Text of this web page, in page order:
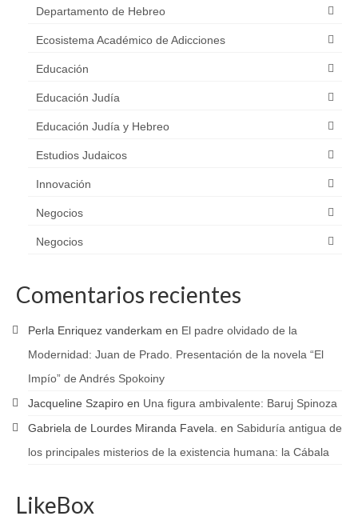
Departamento de Hebreo
Ecosistema Académico de Adicciones
Educación
Educación Judía
Educación Judía y Hebreo
Estudios Judaicos
Innovación
Negocios
Negocios
Comentarios recientes
Perla Enriquez vanderkam en El padre olvidado de la
Modernidad: Juan de Prado. Presentación de la novela “El
Impío” de Andrés Spokoiny
Jacqueline Szapiro en Una figura ambivalente: Baruj Spinoza
Gabriela de Lourdes Miranda Favela. en Sabiduría antigua de
los principales misterios de la existencia humana: la Cábala
LikeBox